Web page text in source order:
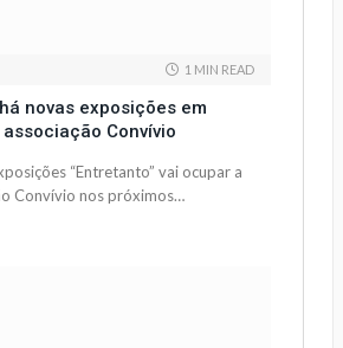
1 MIN READ
novas exposições em
Convívio
“Entretanto” vai ocupar a
Convívio nos próximos…